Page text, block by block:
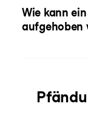
Wie kann
aufgehoben